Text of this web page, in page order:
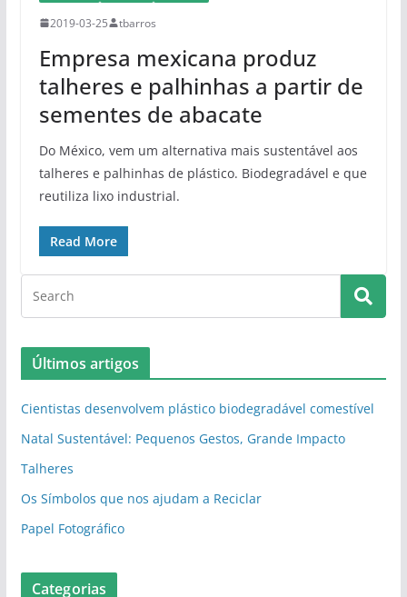
2019-03-25 tbarros
Empresa mexicana produz
talheres e palhinhas a partir de
sementes de abacate
Do México, vem um alternativa mais sustentável aos
talheres e palhinhas de plástico. Biodegradável e que
reutiliza lixo industrial.
Read More
Últimos artigos
Cientistas desenvolvem plástico biodegradável comestível
Natal Sustentável: Pequenos Gestos, Grande Impacto
Talheres
Os Símbolos que nos ajudam a Reciclar
Papel Fotográfico
Categorias